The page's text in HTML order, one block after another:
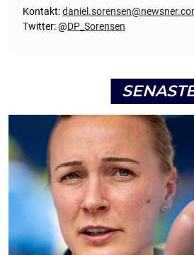
Kontakt:
Twitter: @DP_Sorensen